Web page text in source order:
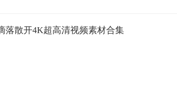
落散开4K超高清视频素材合集